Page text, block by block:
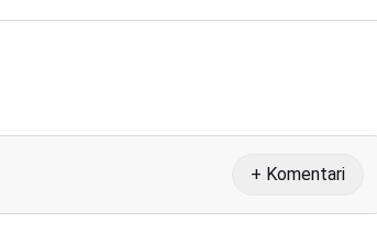
+ Komentari